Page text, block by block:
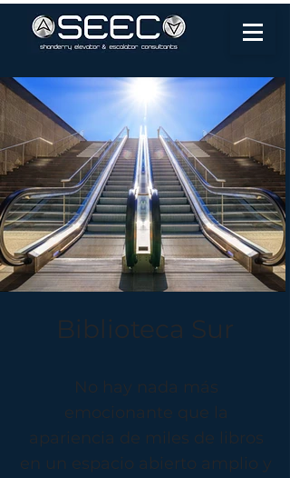
Biblioteca Sur
No hay nada más
emocionante que la
apariencia de miles de libros
en un espacio abierto amplio y